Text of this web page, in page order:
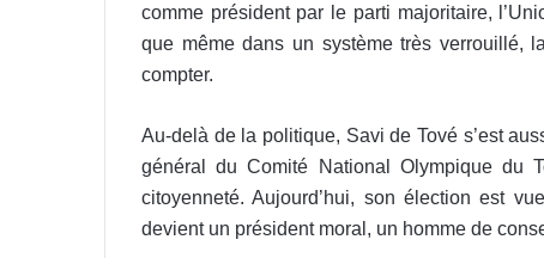
comme président par le parti majoritaire,
que même dans un système très verrouillé,
compter.
Au-delà de la politique, Savi de Tové s’est
général du Comité National Olympique du
citoyenneté. Aujourd’hui, son élection est
devient un président moral, un homme de